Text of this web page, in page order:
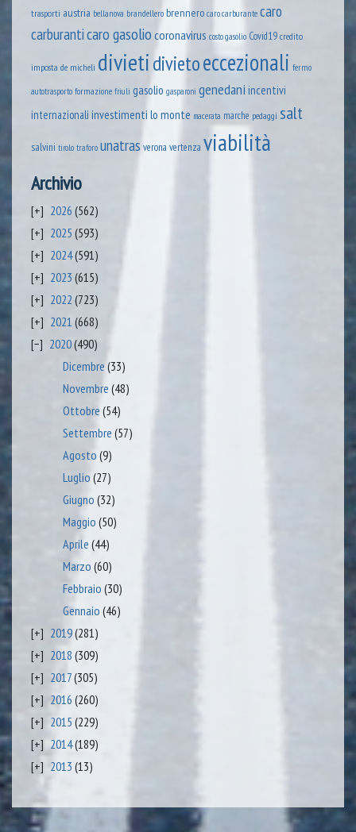
trasporti austria bellanova brandellero brennero caro carburante caro
carburanticaro gasoliocoronavirus costo gasolio Covid19credito
imposta de micheli divietidivietoeccezionali fermo
autotrasporto formazione friuli gasolio gasparoni genedani incentivi
internazionali investimenti lo monte macerata marche pedaggi salt
salvini tirolo traforo unatras verona vertenza viabilità
Archivio
2026 (562)
2025 (593)
2024(591)
2023 (615)
2022 (723)
2021 (668)
2020(490)
Dicembre (33)
Novembre (48)
Ottobre (54)
Settembre (57)
Agosto (9)
Luglio (27)
Giugno (32)
Maggio (50)
Aprile (44)
Marzo (60)
Febbraio (30)
Gennaio (46)
2019(281)
2018 (309)
2017(305)
2016 (260)
2015 (229)
2014(189)
2013 (13)